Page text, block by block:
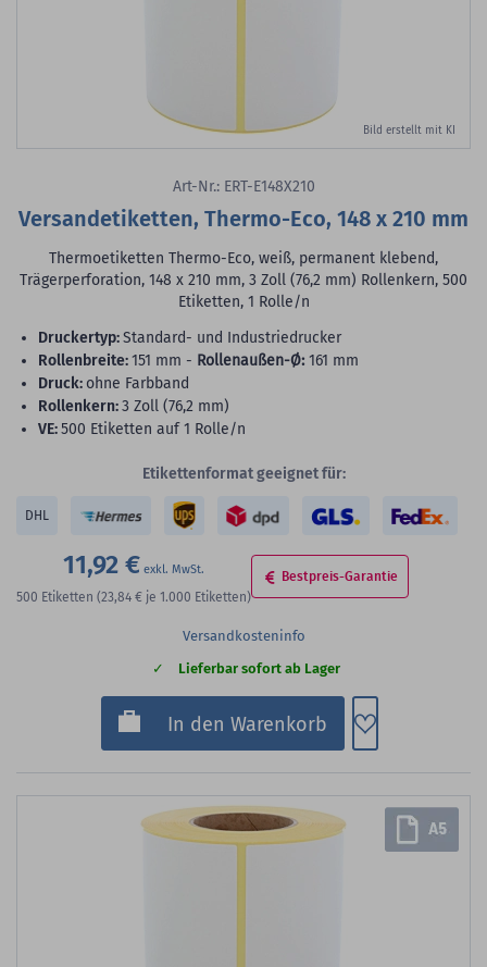
Bild erstellt mit KI
Art-Nr.: ERT-E148X210
Versandetiketten, Thermo-Eco, 148 x 210 mm
Thermoetiketten Thermo-Eco, weiß, permanent klebend,
Trägerperforation, 148 x 210 mm, 3 Zoll (76,2 mm) Rollenkern, 500
Etiketten, 1 Rolle/n
Druckertyp:Standard- und Industriedrucker
Rollenbreite:151 mm - Rollenaußen-Ø: 161 mm
Druck: ohne Farbband
Rollenkern:3 Zoll (76,2 mm)
VE:500 Etiketten auf 1 Rolle/n
Etikettenformat geeignet für:
DHL
11,92 €
500 Etiketten (23,84 € je 1.000 Etiketten)
Bestpreis-Garantie
Versandkosteninfo
Lieferbar sofort ab Lager
In den Warenkorb Zum